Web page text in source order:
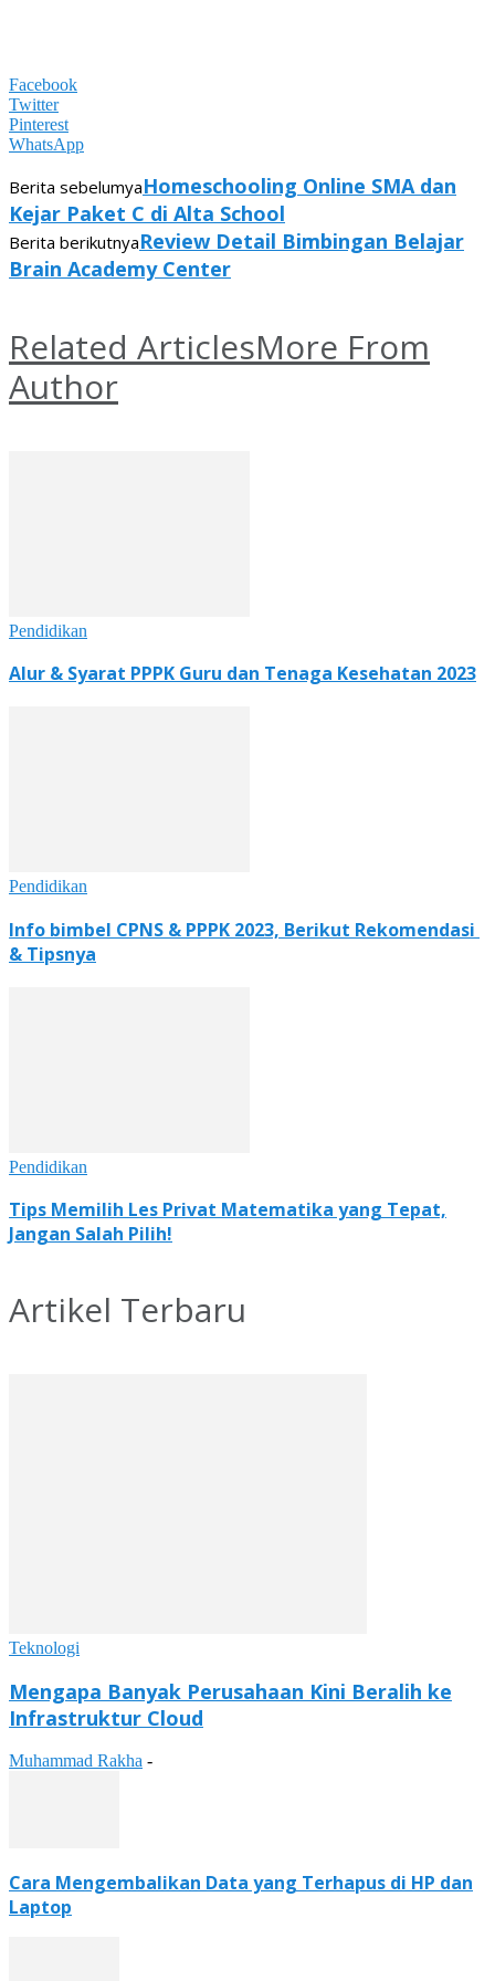
Facebook
Twitter
Pinterest
WhatsApp
Berita sebelumyaHomeschooling Online SMA dan
Kejar Paket C di Alta School
Berita berikutnyaReview Detail Bimbingan Belajar
Brain Academy Center
Related ArticlesMore From
Author
Pendidikan
Alur & Syarat PPPK Guru dan Tenaga Kesehatan 2023
Pendidikan
Info bimbel CPNS & PPPK 2023, Berikut Rekomendasi
& Tipsnya
Pendidikan
Tips Memilih Les Privat Matematika yang Tepat,
Jangan Salah Pilih!
Artikel Terbaru
Teknologi
Mengapa Banyak Perusahaan Kini Beralih ke
Infrastruktur Cloud
Muhammad Rakha -
Cara Mengembalikan Data yang Terhapus di HP dan
Laptop